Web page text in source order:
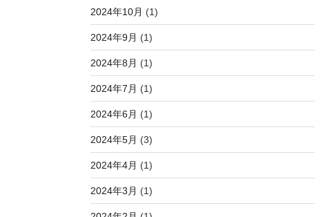
2024年10月 (1)
2024年9月 (1)
2024年8月 (1)
2024年7月 (1)
2024年6月 (1)
2024年5月 (3)
2024年4月 (1)
2024年3月 (1)